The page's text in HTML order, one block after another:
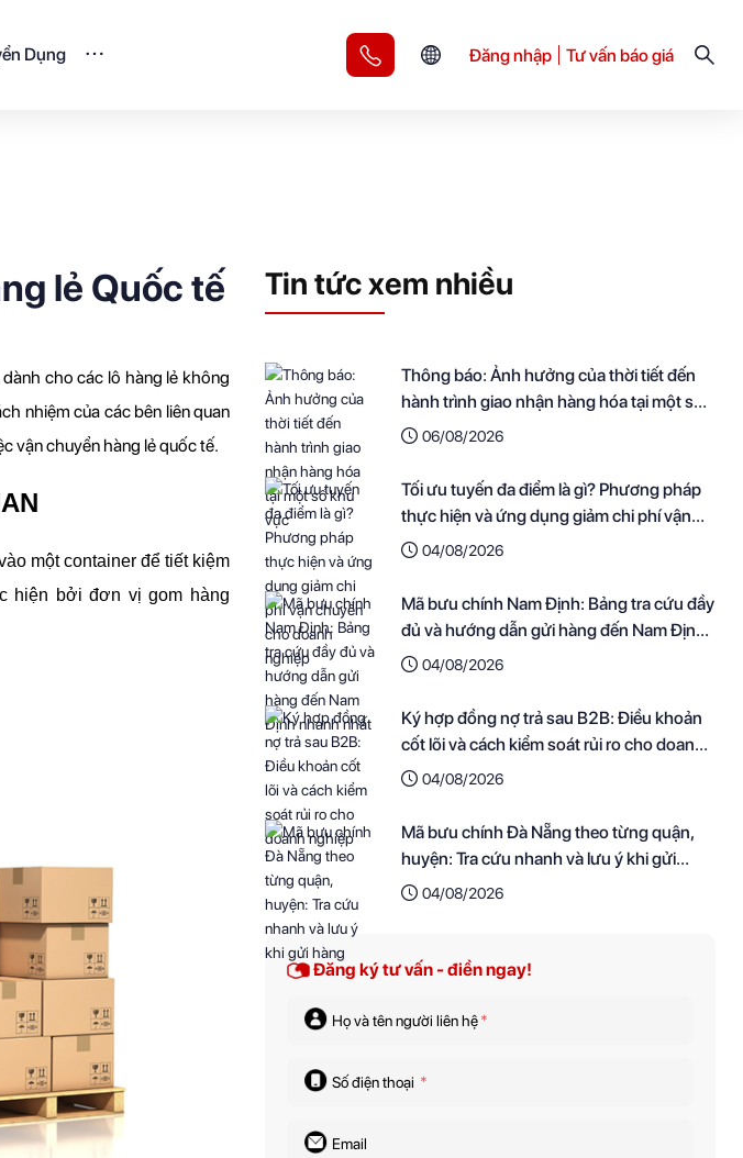
Dụng Đăng nhập Tư vấn báo giá
lẻ Quốc tế
cho các lô hàng lẻ không
nhiệm của các bên liên quan
vận chuyển hàng lẻ quốc tế.
một container để tiết kiệm
hiện bởi đơn vị gom hàng
Tin tức xem nhiều
Thông báo: Ảnh hưởng của thời tiết đến
hành trình giao nhận hàng hóa tại một số
khu vực
06/08/2026
Tối ưu tuyến đa điểm là gì? Phương pháp
thực hiện và ứng dụng giảm chi phí vận
chuyển cho doanh nghiệp
04/08/2026
Mã bưu chính Nam Định: Bảng tra cứu đầy
đủ và hướng dẫn gửi hàng đến Nam Định
nhanh nhất
04/08/2026
Ký hợp đồng nợ trả sau B2B: Điều khoản
cốt lõi và cách kiểm soát rủi ro cho doanh
nghiệp
04/08/2026
Mã bưu chính Đà Nẵng theo từng quận,
huyện: Tra cứu nhanh và lưu ý khi gửi
hàng04/08/2026
Đăng ký tư vấn - điền ngay!
Họ và tên người liên hệ*
Số điện thoại *
Email